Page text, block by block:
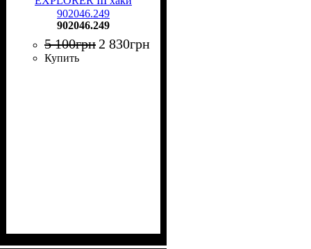
902046.249
902046.249
5 100грн 2 830грн
Купить